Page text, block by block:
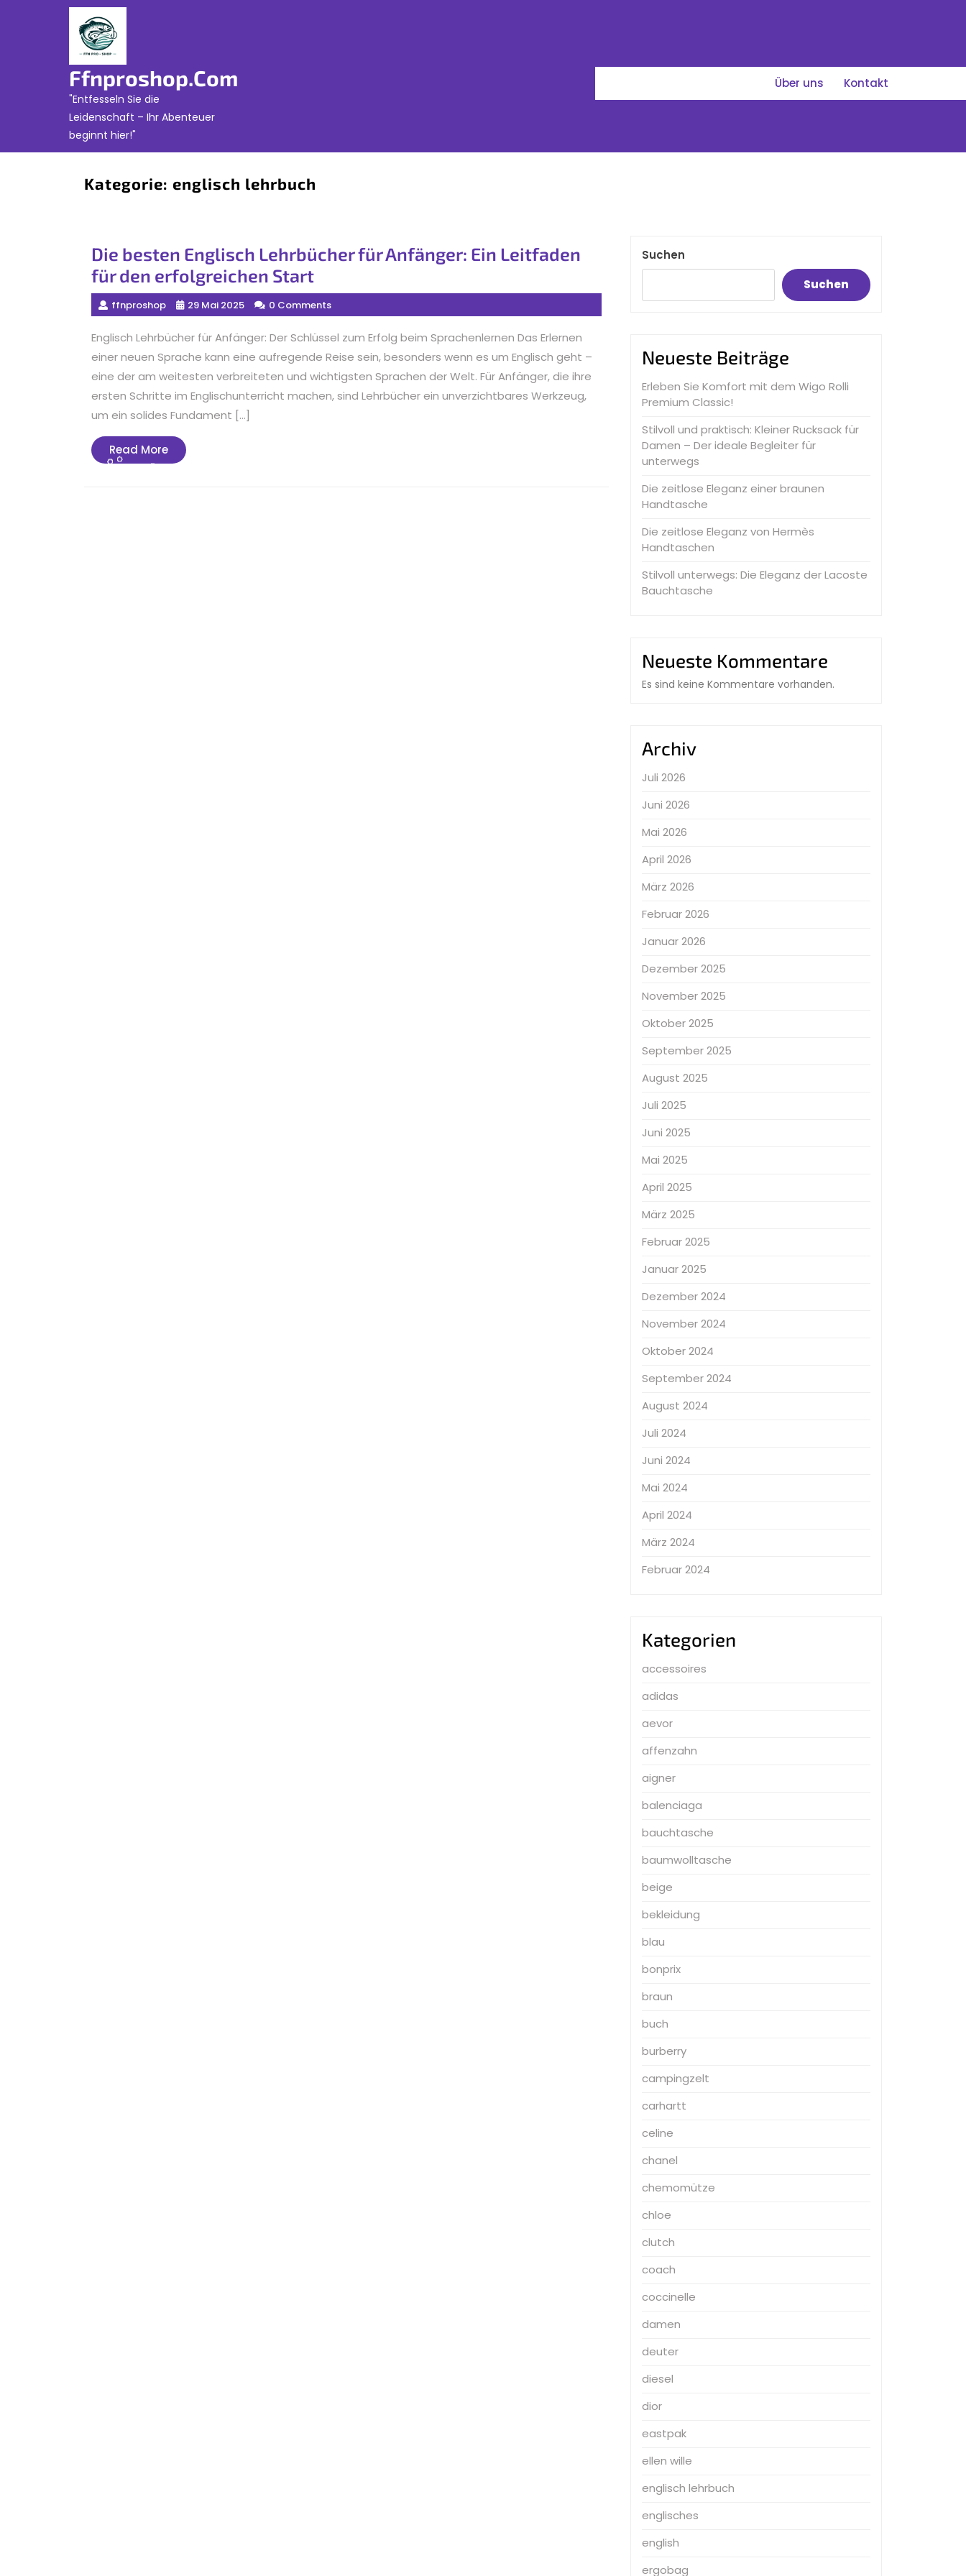
Ffnproshop.com
"Entfesseln Sie die
Leidenschaft – Ihr Abenteuer
beginnt hier!"
Über uns Kontakt
Kategorie: englisch lehrbuch
Die besten Englisch Lehrbücher für Anfänger: Ein Leitfaden
für den erfolgreichen Start
ffnproshop 29 Mai 2025 0 Comments
Englisch Lehrbücher für Anfänger: Der Schlüssel zum Erfolg beim Sprachenlernen Das Erlernen
einer neuen Sprache kann eine aufregende Reise sein, besonders wenn es um Englisch geht –
eine der am weitesten verbreiteten und wichtigsten Sprachen der Welt. Für Anfänger, die ihre
ersten Schritte im Englischunterricht machen, sind Lehrbücher ein unverzichtbares Werkzeug,
um ein solides Fundament […]
Read MoreRead
More
Suchen
Suchen
Neueste Beiträge
Erleben Sie Komfort mit dem Wigo Rolli
Premium Classic!
Stilvoll und praktisch: Kleiner Rucksack für
Damen – Der ideale Begleiter für
unterwegs
Die zeitlose Eleganz einer braunen
Handtasche
Die zeitlose Eleganz von Hermès
Handtaschen
Stilvoll unterwegs: Die Eleganz der Lacoste
Bauchtasche
Neueste Kommentare
Es sind keine Kommentare vorhanden.
Archiv
Juli 2026
Juni 2026
Mai 2026
April 2026
März 2026
Februar 2026
Januar 2026
Dezember 2025
November 2025
Oktober 2025
September 2025
August 2025
Juli 2025
Juni 2025
Mai 2025
April 2025
März 2025
Februar 2025
Januar 2025
Dezember 2024
November 2024
Oktober 2024
September 2024
August 2024
Juli 2024
Juni 2024
Mai 2024
April 2024
März 2024
Februar 2024
Kategorien
accessoires
adidas
aevor
affenzahn
aigner
balenciaga
bauchtasche
baumwolltasche
beige
bekleidung
blau
bonprix
braun
buch
burberry
campingzelt
carhartt
celine
chanel
chemomütze
chloe
clutch
coach
coccinelle
damen
deuter
diesel
dior
eastpak
ellen wille
englisch lehrbuch
englisches
english
ergobag